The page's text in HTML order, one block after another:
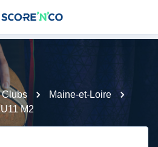
Clubs
Maine-et-Loire
U11 M2